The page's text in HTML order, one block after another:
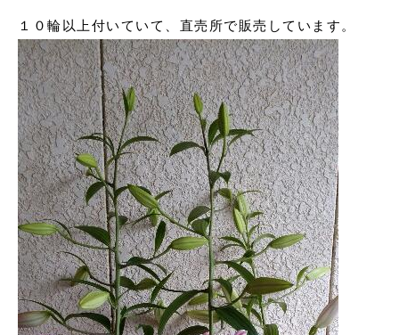
１０輪以上付いていて、直売所で販売しています。